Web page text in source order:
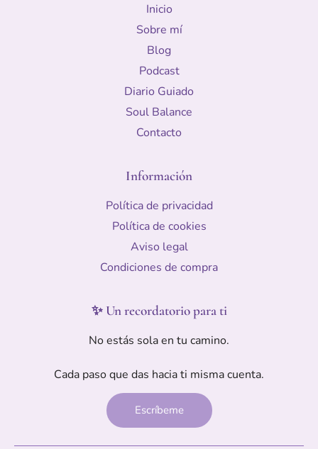
Inicio
Sobre mí
Blog
Podcast
Diario Guiado
Soul Balance
Contacto
Información
Política de privacidad
Política de cookies
Aviso legal
Condiciones de compra
✨ Un recordatorio para ti
No estás sola en tu camino.
Cada paso que das hacia ti misma cuenta.
Escríbeme